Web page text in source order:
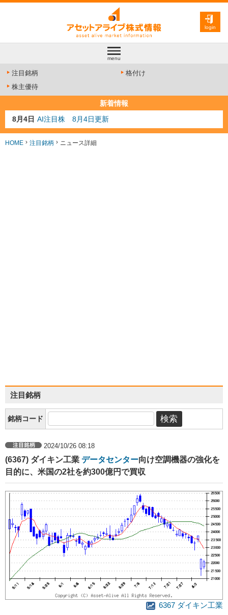
login
menu
注目銘柄
格付け
株主優待
新着情報
8月4日 AI注目株 8月4日更新
8月3日 人気業種注目株 8月3日更新
8月2日 金融注目株 8月2日更新
HOME 注目銘柄 ニュース詳細
注目銘柄
銘柄コード
2024/10/26 08:18
(6367) ダイキン工業 データセンター向け空調機器の強化を
目的に、米国の2社を約300億円で買収
6367 ダイキン工業